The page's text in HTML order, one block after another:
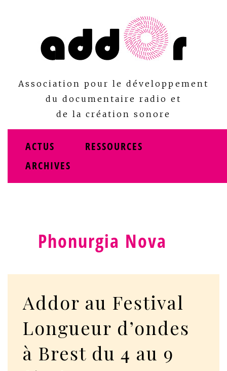
Association pour le développement
du documentaire radio et
de la création sonore
ACTUS
RESSOURCES
ARCHIVES
Phonurgia Nova
Addor au Festival
Longueur d’ondes
à Brest du 4 au 9